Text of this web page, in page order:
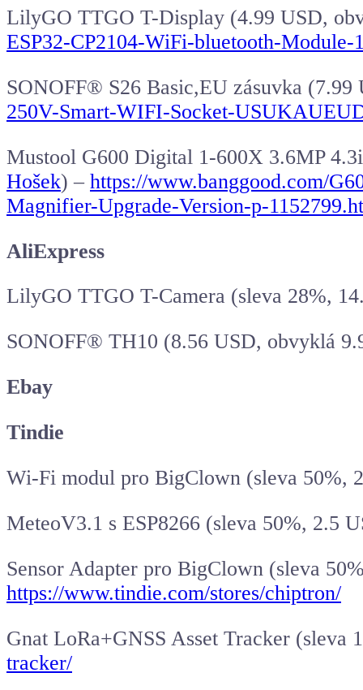
LilyGO TTGO T-Display (4.99 USD,
ESP32-CP2104-WiFi-bluetooth-
SONOFF® S26 Basic,EU zásuvka
250V-Smart-WIFI-Socket-
Mustool G600 Digital 1-600X 3.6MP
Hošek) – https://www.banggood.com/
Magnifier-Upgrade-Version-p-
AliExpress
LilyGO TTGO T-Camera (sleva 28%,
SONOFF® TH10 (8.56 USD, obvyklá
Ebay
Tindie
Wi-Fi modul pro BigClown (sleva 50%,
MeteoV3.1 s ESP8266 (sleva 50%, 2.5
Sensor Adapter pro BigClown (sleva
https://www.tindie.com/stores/chiptron/
Gnat LoRa+GNSS Asset Tracker (sleva
tracker/